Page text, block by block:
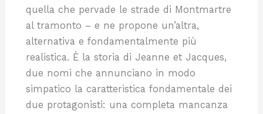
quella che pervade le strade di Montmartre
al tramonto – e ne propone un’altra,
alternativa e fondamentalmente più
realistica. È la storia di Jeanne et Jacques,
due nomi che annunciano in modo
simpatico la caratteristica fondamentale dei
due protagonisti: una completa mancanza